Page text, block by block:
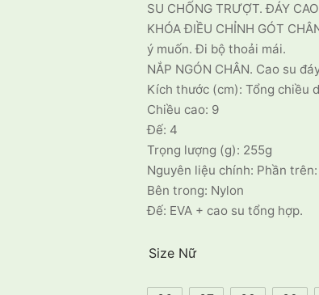
SU CHỐNG TRƯỢT. ĐÁY
KHÓA ĐIỀU CHỈNH GÓT
ý muốn. Đi bộ thoải mái.
NẮP NGÓN CHÂN. Cao su
Kích thước (cm): Tổng chiều
Chiều cao: 9
Đế: 4
Trọng lượng (g): 255g
Nguyên liệu chính: Phần
Bên trong: Nylon
Đế: EVA + cao su tổng hợp.
Size Nữ